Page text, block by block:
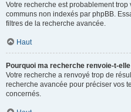
Votre recherche est probablement
communs non indexés par phpBB.
filtres de la recherche avancée.
Haut
Pourquoi ma recherche renvoie-t-
Votre recherche a renvoyé trop de
recherche avancée pour préciser vos
concernés.